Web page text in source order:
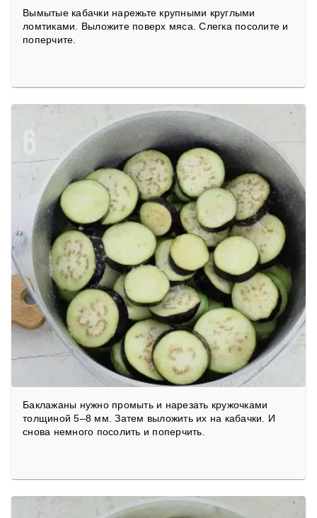
Вымытые кабачки нарежьте крупными круглыми
ломтиками. Выложите поверх мяса. Слегка посолите и
поперчите.
6
Баклажаны нужно промыть и нарезать кружочками
толщиной 5–8 мм. Затем выложить их на кабачки. И
снова немного посолить и поперчить.